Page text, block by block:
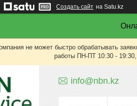
Создать сайт на Satu.kz
не может быстро обрабатывать
работы ПН-ПТ 10:30 -
info@nbn.kz